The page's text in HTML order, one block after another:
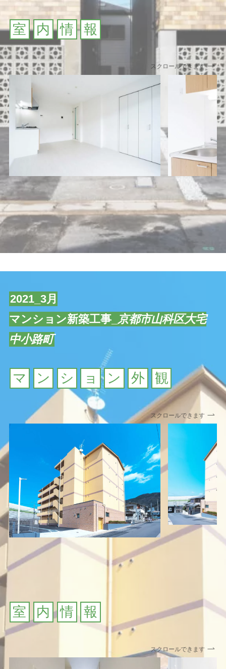
室 内 情 報
スクロールできます
2021_3月
マンション新築工事_ 京都市山科区大宅
中小路町
マ ン シ ョ ン 外 観
スクロールできます
室 内 情 報
スクロールできます